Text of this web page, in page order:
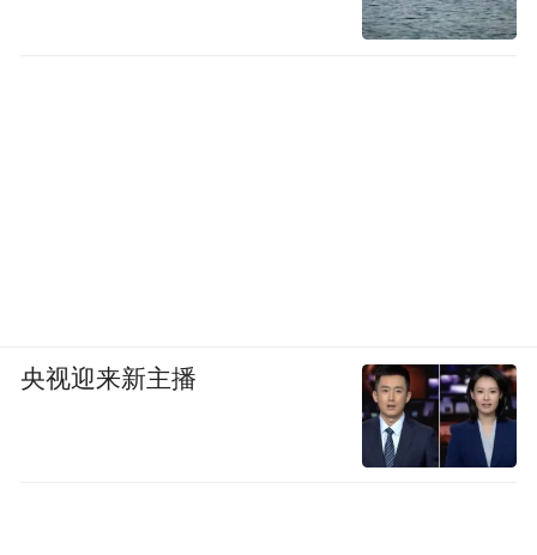
央视迎来新主播